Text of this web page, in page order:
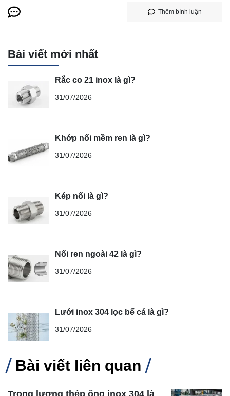
Thêm bình luận
Bài viết mới nhất
Rắc co 21 inox là gì?
31/07/2026
Khớp nối mềm ren là gì?
31/07/2026
Kép nối là gì?
31/07/2026
Nối ren ngoài 42 là gì?
31/07/2026
Lưới inox 304 lọc bể cá là gì?
31/07/2026
Bài viết liên quan
Trọng lượng thép ống inox 304 là